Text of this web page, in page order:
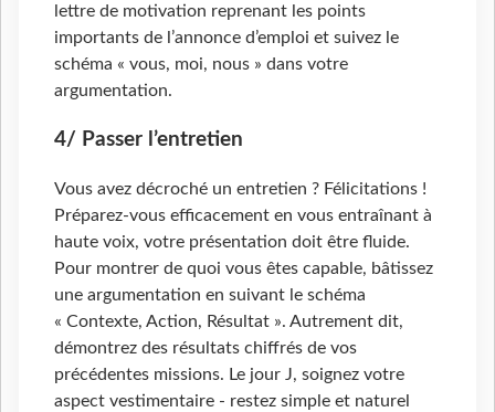
lettre de motivation reprenant les points
importants de l’annonce d’emploi et suivez le
schéma « vous, moi, nous » dans votre
argumentation.
4/ Passer l’entretien
Vous avez décroché un entretien ? Félicitations !
Préparez-vous efficacement en vous entraînant à
haute voix, votre présentation doit être fluide.
Pour montrer de quoi vous êtes capable, bâtissez
une argumentation en suivant le schéma
« Contexte, Action, Résultat ». Autrement dit,
démontrez des résultats chiffrés de vos
précédentes missions. Le jour J, soignez votre
aspect vestimentaire - restez simple et naturel